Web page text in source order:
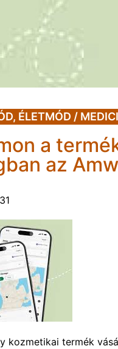
, ÉLETMÓD /
a
az
kozmetikai termék